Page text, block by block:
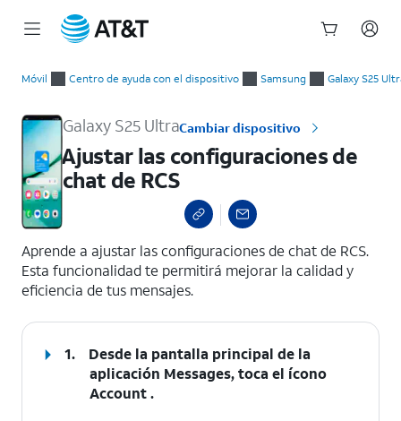
Móvil Centro de ayuda con el dispositivo Samsung Galaxy S25
Galaxy S25 UltraCambiar dispositivo
Ajustar las configuraciones de
chat de RCS
Aprende a ajustar las configuraciones de chat de RCS.
Esta funcionalidad te permitirá mejorar la calidad y
eficiencia de tus mensajes.
1.
Desde la pantalla principal de la
aplicación Messages, toca el ícono
Account.